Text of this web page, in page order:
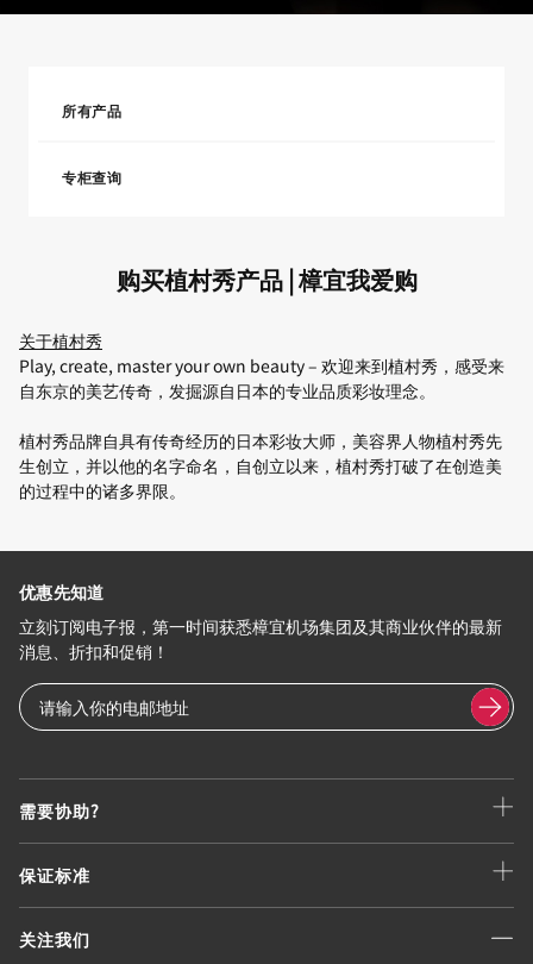
所有产品
专柜查询
购买植村秀产品 | 樟宜我爱购
关于植村秀
Play, create, master your own beauty – 欢迎来到植村秀，感受来
自东京的美艺传奇，发掘源自日本的专业品质彩妆理念。
植村秀品牌自具有传奇经历的日本彩妆大师，美容界人物植村秀先
生创立，并以他的名字命名，自创立以来，植村秀打破了在创造美
的过程中的诸多界限。
需要协助?
保证标准
关注我们
优惠先知道
立刻订阅电子报，第一时间获悉樟宜机场集团及其商业伙伴的最新
消息、折扣和促销！